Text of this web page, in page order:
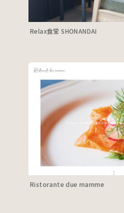
Relax食堂 SHONANDAI
Ristorante due mamme